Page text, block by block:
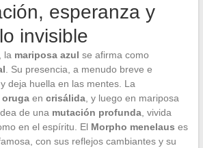
esperanza y
invisible
la mariposa azul se afirma como
. Su presencia, a menudo breve e
deja huella en las mentes. La
orugaen crisálida, y luego en mariposa
de una mutación profunda, vivida
en el espíritu. El Morpho menelaus es
con sus reflejos cambiantes y su